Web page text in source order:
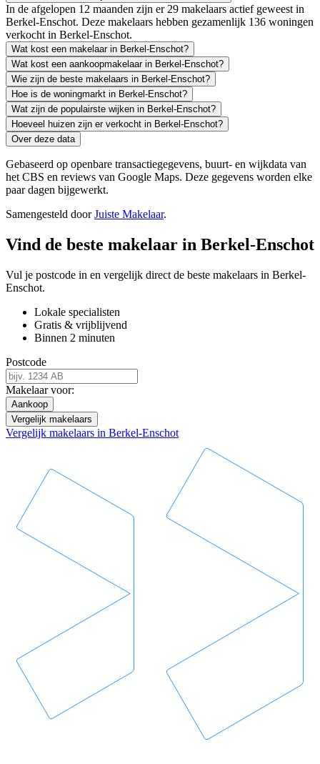
In de afgelopen 12 maanden zijn er 29 makelaars actief geweest in
Berkel-Enschot. Deze makelaars hebben gezamenlijk 136 woningen
verkocht in Berkel-Enschot.
Wat kost een makelaar in Berkel-Enschot?
Wat kost een aankoopmakelaar in Berkel-Enschot?
Wie zijn de beste makelaars in Berkel-Enschot?
Hoe is de woningmarkt in Berkel-Enschot?
Wat zijn de populairste wijken in Berkel-Enschot?
Hoeveel huizen zijn er verkocht in Berkel-Enschot?
Over deze data
Gebaseerd op openbare transactiegegevens, buurt- en wijkdata van
het CBS en reviews van Google Maps. Deze gegevens worden elke
paar dagen bijgewerkt.
Samengesteld doorJuiste Makelaar.
Vind de beste makelaar in Berkel-Enschot
Vul je postcode in en vergelijk direct de beste makelaars in Berkel-
Enschot.
Lokale specialisten
Gratis & vrijblijvend
Binnen 2 minuten
Postcode
Makelaar voor:
Aankoop
Vergelijk makelaars
Vergelijk makelaars in Berkel-Enschot